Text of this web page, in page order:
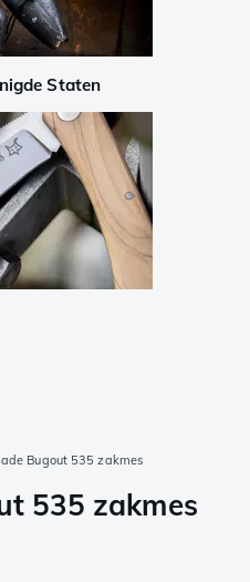
Staten
Bugout 535 zakmes
535 zakmes